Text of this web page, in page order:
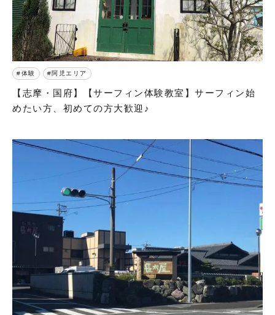
体験 阿児エリア
【志摩・国府】【サーフィン体験教室】サーフィン始
めたい方、初めての方大歓迎♪